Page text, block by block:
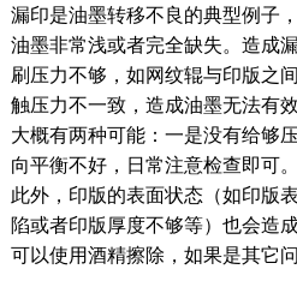
漏印是油墨转移不良的典型例子
油墨非常浅或者完全缺失。造成
刷压力不够 ，如网纹辊与印版之
触压力不一致，造成油墨无法有
大概有两种可能：一是没有给够
向平衡不好，日常注意检查即可。
此外， 印版的表面状态（如印版
陷或者印版厚度不够等）也会造
可以使用酒精擦除，如果是其它